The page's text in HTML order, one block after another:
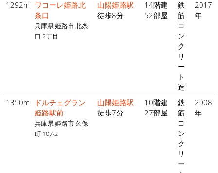
1292m
ワコーレ姫路北
条口
兵庫県 姫路市 北条
口 2丁目
山陽姫路駅
徒歩8分
14階建
52部屋
鉄
筋
コ
ン
ク
リ
ー
ト
造
2017
年
1350m
ドルチェグラン
姫路駅前
兵庫県 姫路市 久保
町 107-2
山陽姫路駅
徒歩7分
10階建
27部屋
鉄
筋
コ
ン
ク
リ
ー
2008
年